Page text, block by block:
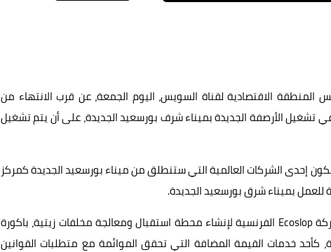
الاقتصادية لقناة السويس، اليوم الجمعة، عن قرب الانتهاء من
تشغيل الأرصفة الجديدة بميناء شرف بورسعيد الجديدة، على أن يتم تشغيل
الشركات العالمية التي ستنطلق من ميناء بورسعيد الجديدة كمركز
بميناء شرق بورسعيد الجديدة.
وأشار رئيس الهيئة الاقتصادية لقناة السويس، إلى توقيع شركة Ecoslop الفرنسية لإنشاء محطة استقبال ومعالجة مخلفات زيتية، باكورة
كأحد خدمات القيمة المضافة التي تحقق الموائمة مع متطلبات القوانين